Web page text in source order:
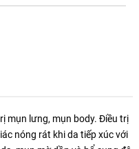
mụn lưng, mụn body. Điều trị
nóng rát khi da tiếp xúc với